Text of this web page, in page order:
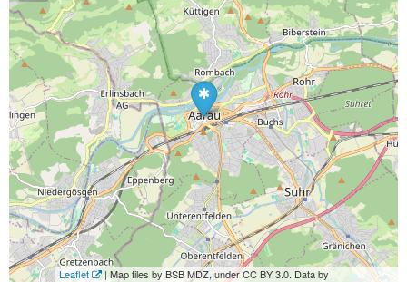
Leaflet
| Map tiles by BSB MDZ, under CC BY 3.0. Data by